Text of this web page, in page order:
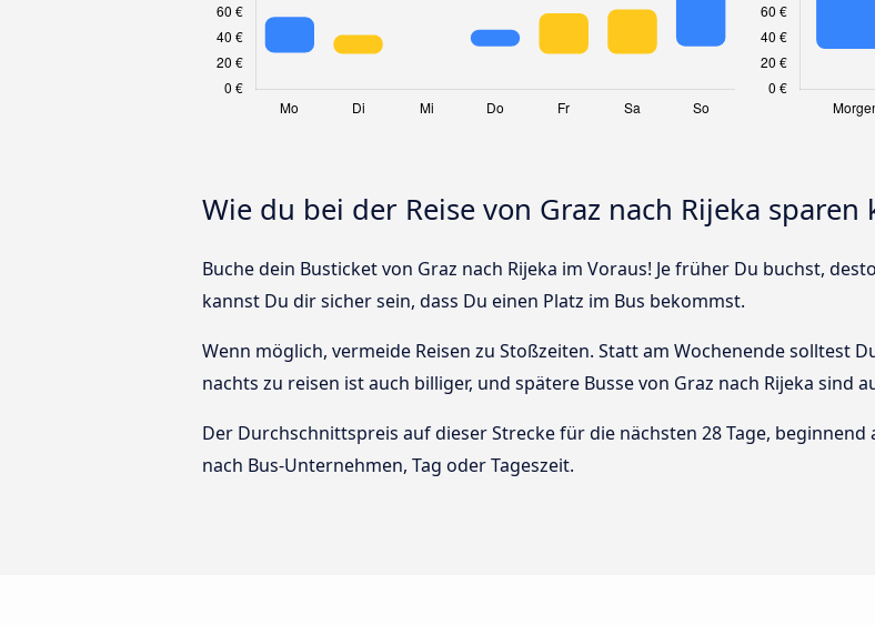
Wie du bei der Reise von Graz nach Rijeka sparen
Buche dein Busticket von Graz nach Rijeka im Voraus! Je früher Du buchst,
kannst Du dir sicher sein, dass Du einen Platz im Bus bekommst.
Wenn möglich, vermeide Reisen zu Stoßzeiten. Statt am Wochenende solltest
nachts zu reisen ist auch billiger, und spätere Busse von Graz nach Rijeka sind
Der Durchschnittspreis auf dieser Strecke für die nächsten 28 Tage, beginnend
nach Bus-Unternehmen, Tag oder Tageszeit.